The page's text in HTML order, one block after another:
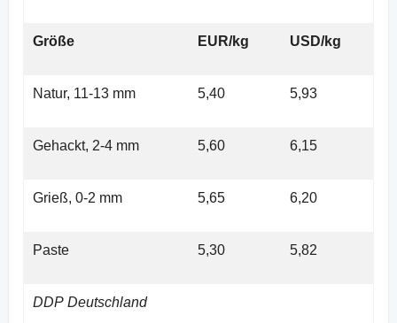
Größe EUR/kg USD/kg
Natur, 11-13 mm 5,40 5,93
Gehackt, 2-4 mm 5,60 6,15
Grieß, 0-2 mm 5,65 6,20
Paste 5,30 5,82
DDP Deutschland